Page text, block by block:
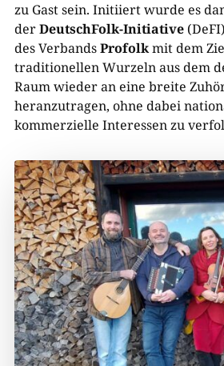
zu Gast sein. Initiiert wurde es
derDeutschFolk-Initiative
des VerbandsProfolkmit dem
traditionellen Wurzeln aus dem
Raum wieder an eine breite
heranzutragen, ohne dabei
kommerzielle Interessen zu